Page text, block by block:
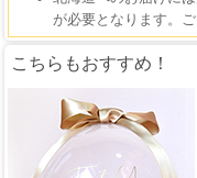
こちらもおすすめ！